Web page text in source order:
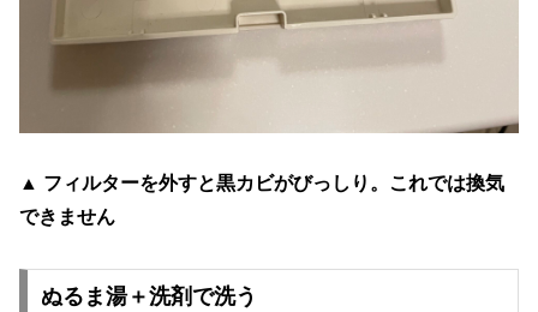
▲ フィルターを外すと黒カビがびっしり。これでは換気
できません
ぬるま湯＋洗剤で洗う